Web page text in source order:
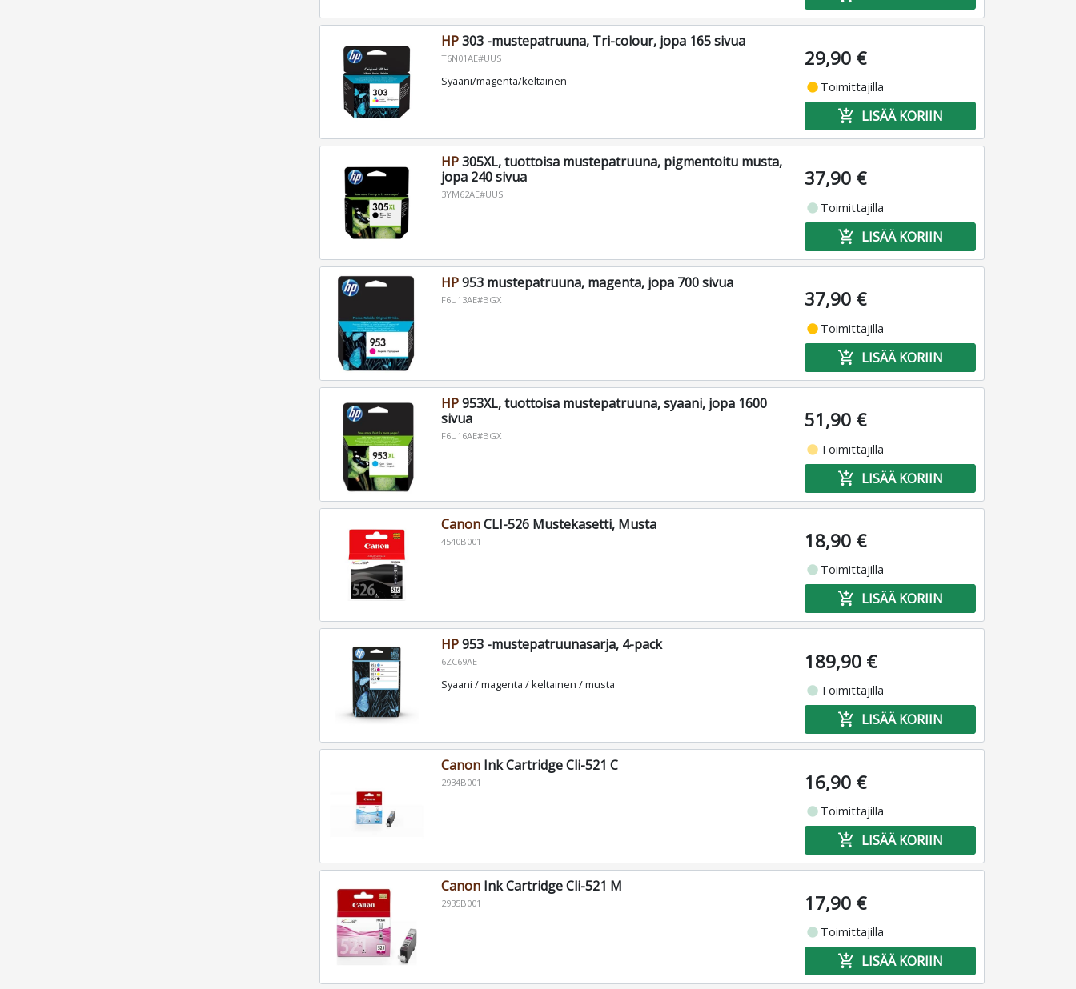
HP303 -mustepatruuna, Tri-colour, jopa 165 sivua
T6N01AE#UUS
Syaani/magenta/keltainen
29,90 €
fiber_manual_record Toimittajilla
add_shopping_cart LISÄÄ KORIIN
HP305XL, tuottoisa mustepatruuna, pigmentoitu musta,
jopa 240 sivua
3YM62AE#UUS
37,90 €
fiber_manual_record Toimittajilla
add_shopping_cart LISÄÄ KORIIN
HP953 mustepatruuna, magenta, jopa 700 sivua
F6U13AE#BGX 37,90 €
fiber_manual_record Toimittajilla
add_shopping_cart LISÄÄ KORIIN
HP953XL, tuottoisa mustepatruuna, syaani, jopa 1600
sivua
F6U16AE#BGX
51,90 €
fiber_manual_record Toimittajilla
add_shopping_cart LISÄÄ KORIIN
CanonCLI-526 Mustekasetti, Musta
4540B001 18,90 €
fiber_manual_record Toimittajilla
add_shopping_cart LISÄÄ KORIIN
HP953 -mustepatruunasarja, 4-pack
6ZC69AE
Syaani / magenta / keltainen / musta
189,90 €
fiber_manual_record Toimittajilla
add_shopping_cart LISÄÄ KORIIN
CanonInk Cartridge Cli-521 C
2934B001 16,90 €
fiber_manual_record Toimittajilla
add_shopping_cart LISÄÄ KORIIN
CanonInk Cartridge Cli-521 M
2935B001 17,90 €
fiber_manual_record Toimittajilla
add_shopping_cart LISÄÄ KORIIN